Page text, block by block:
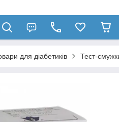
для діабетиків Тест-